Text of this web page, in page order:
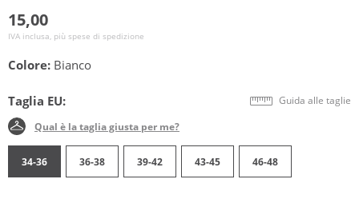
15,00
IVA inclusa, più spese di spedizione
Colore: Bianco
Taglia EU: Guida alle taglie
Qual è la taglia giusta per me?
34-36 36-38 39-42 43-45 46-48